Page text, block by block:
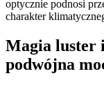
optycznie podnosi
charakter
Magia luster
podwójna